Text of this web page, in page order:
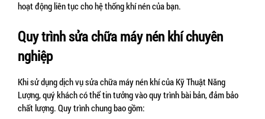
hoạt động liên tục cho hệ thống khí nén của bạn.
Quy trình sửa chữa máy nén khí chuyên
nghiệp
Khi sử dụng dịch vụ sửa chữa máy nén khí của Kỹ Thuật Năng
Lượng, quý khách có thể tin tưởng vào quy trình bài bản, đảm bảo
chất lượng. Quy trình chung bao gồm: